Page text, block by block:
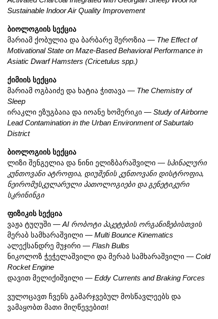
Sustainable Indoor Air Quality Improvement
ბიოლოგიის სექცია
მარიამ ქობულია და ბარბარე შეროზია — The Effect of
Motivational State on Maze-Based Behavioral Performance in
Asiatic Dwarf Hamsters (Cricetulus spp.)
ქიმიის სექცია
მარიამ ოგბაიძე და ხატია ჭითავა — The Chemistry of
Sleep
ირაკლი ეზუგბაია და იოანე ხომერიკი — Study of Airborne
Lead Contamination in the Urban Environment of Saburtalo
District
ბიოლოგიის სექცია
ლიზი შენგელია და ნინი ელიზბარაშვილი — სპინალური
კუნთოვანი ატროფია, დიუშენის კუნთოვანი დისტროფია,
ნეირომუსკულარული პათოლოგიები და გენეტიკური
სკრინინგი
ფიზიკის სექცია
ვაჟა ტუღუში — AI რობოტი პაკეტების ორგანიზებისთვის
მერაბ სამხარაშვილი — Multi Bounce Kinematics
ალექსანდრე მუჯირი — Flash Bulbs
ნიკოლოზ ჭეჭელაშვილი და მერაბ სამხარაშვილი — Cold
Rocket Engine
დავით მელიქიშვილი — Eddy Currents and Braking Forces
ვულოცავთ ჩვენს გამარჯვებულ მოსწავლეებს და
ვამაყობთ მათი მიღწევებით!